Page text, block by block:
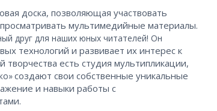
доска, позволяющая участвовать
мультимедийные материалы.
друг для наших юных читателей! Он
технологий и развивает их интерес к
есть студия мультипликации,
создают свои собственные уникальные
и навыки работы с